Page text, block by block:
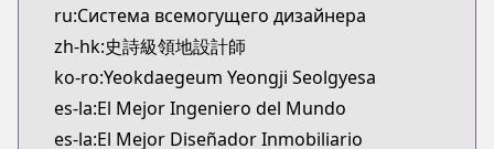
https://www.webtoons.com/zh-hant/fantasy/
Webtoons
Webtoons
https://www.webtoons.com/th/fantasy/the-
Dongman Manhua
ru:Система всемогущего дизайнера
zh-hk:史詩級領地設計師
ko-ro:Yeokdaegeum Yeongji Seolgyesa
es-la:El Mejor Ingeniero del Mundo
es-la:El Mejor Diseñador Inmobiliario